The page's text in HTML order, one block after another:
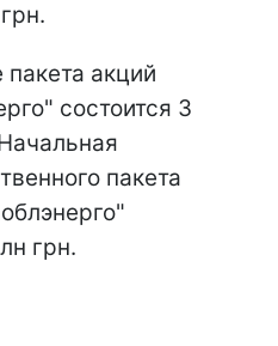
акций
состоится 3
пакета
грн.